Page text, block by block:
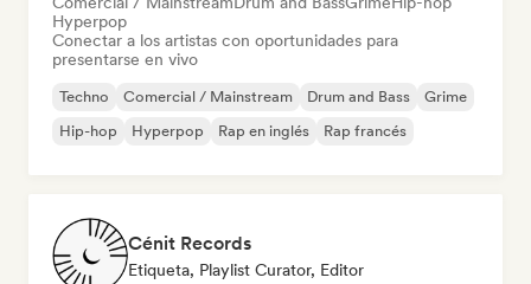
Hyperpop
Conectar a los artistas con oportunidades para
presentarse en vivo
Techno Comercial / Mainstream Drum and Bass
Grime
Hip-hop
Hyperpop Rap en inglés Rap francés
Cénit Records
Etiqueta, Playlist Curator, Editor